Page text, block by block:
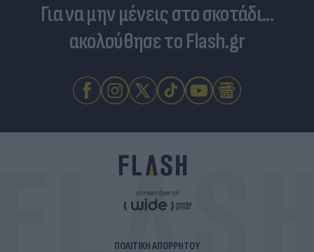
Για να μην μένεις στο σκοτάδι...
ακολούθησε το Flash.gr
ΠΟΛΙΤΙΚΗ ΑΠΟΡΡΗΤΟΥ